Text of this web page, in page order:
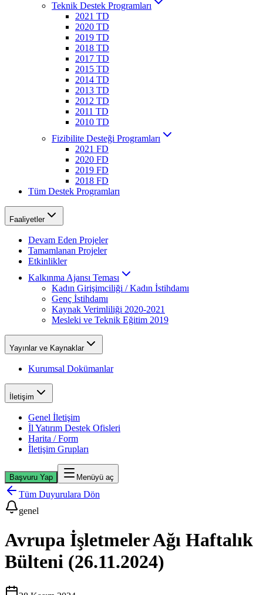
Teknik Destek Programları
2021 TD
2020 TD
2019 TD
2018 TD
2017 TD
2015 TD
2014 TD
2013 TD
2012 TD
2011 TD
2010 TD
Fizibilite Desteği Programları
2021 FD
2020 FD
2019 FD
2018 FD
Tüm Destek Programları
Faaliyetler
Devam Eden Projeler
Tamamlanan Projeler
Etkinlikler
Kalkınma Ajansı Teması
Kadın Girişimciliği / Kadın İstihdamı
Genç İstihdamı
Kaynak Verimliliği 2020-2021
Mesleki ve Teknik Eğitim 2019
Yayınlar ve Kaynaklar
Kurumsal Dokümanlar
İletişim
Genel İletişim
İl Yatırım Destek Ofisleri
Harita / Form
İletişim Grupları
Başvuru Yap Menüyü aç
Tüm Duyurulara Dön
genel
Avrupa İşletmeler Ağı Haftalık
Bülteni (26.11.2024)